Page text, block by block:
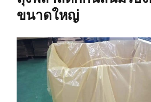
ขนาดใหญ่